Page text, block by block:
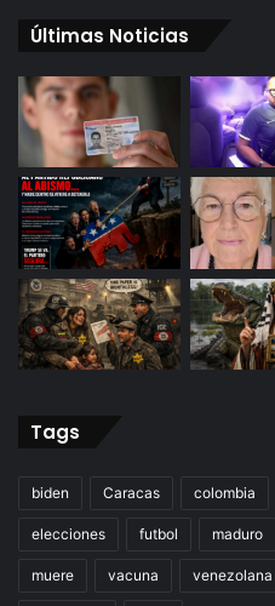
Últimas Noticias
Tags
biden Caracas colombia
elecciones futbol maduro
muere vacuna venezolana